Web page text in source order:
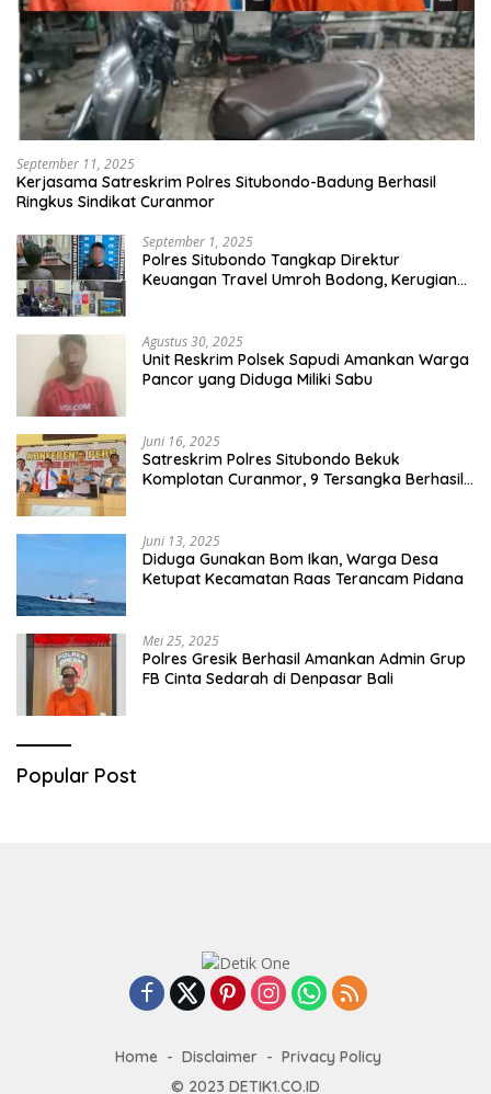
September 11, 2025
Kerjasama Satreskrim Polres Situbondo-Badung Berhasil
Ringkus Sindikat Curanmor
September 1, 2025
Polres Situbondo Tangkap Direktur
Keuangan Travel Umroh Bodong, Kerugian
Agustus 30, 2025
Unit Reskrim Polsek Sapudi Amankan Warga
Pancor yang Diduga Miliki Sabu
Juni 16, 2025
Satreskrim Polres Situbondo Bekuk
Komplotan Curanmor, 9 Tersangka Berhasil
Juni 13, 2025
Diduga Gunakan Bom Ikan, Warga Desa
Ketupat Kecamatan Raas Terancam Pidana
Mei 25, 2025
Polres Gresik Berhasil Amankan Admin Grup
FB Cinta Sedarah di Denpasar Bali
Popular Post
Home Disclaimer
Privacy Policy
© 2023 DETIK1.CO.ID